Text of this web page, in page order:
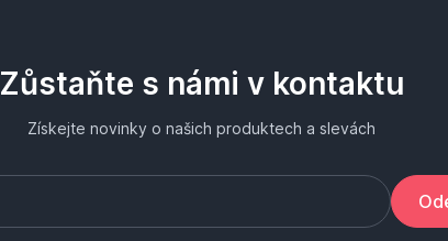
Zůstaňte s námi v kontaktu
Získejte novinky o našich produktech a slevách